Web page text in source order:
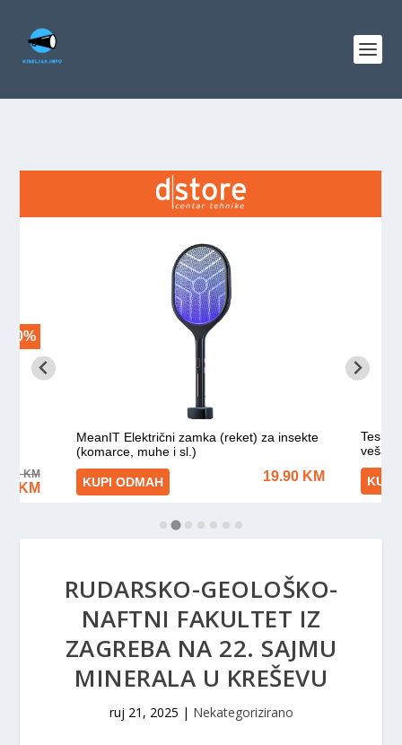
RUDARSKO-GEOLOŠKO-
NAFTNI FAKULTET IZ
ZAGREBA NA 22. SAJMU
MINERALA U KREŠEVU
ruj 21, 2025 | Nekategorizirano